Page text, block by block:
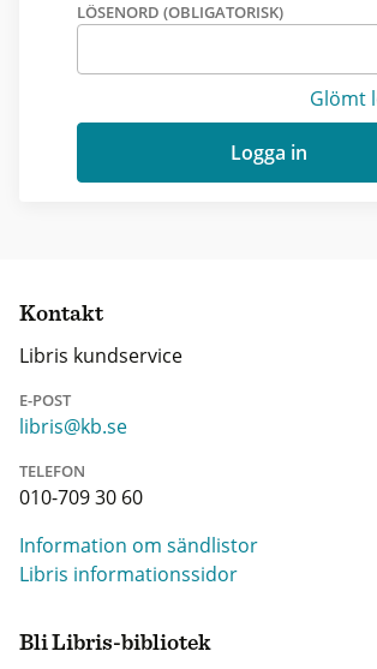
LÖSENORD (OBLIGATORISK)
Glömt
Logga in
Kontakt
Libris kundservice
E-POST
libris@kb.se
TELEFON
010-709 30 60
Information om sändlistor
Libris informationssidor
Bli Libris-bibliotek